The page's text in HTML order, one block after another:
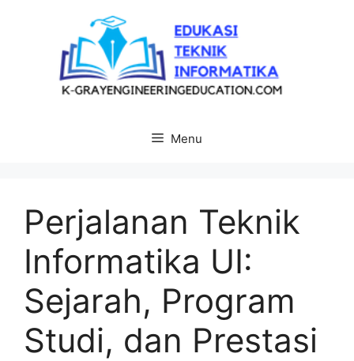
Menu
Perjalanan Teknik
Informatika UI:
Sejarah, Program
Studi, dan Prestasi